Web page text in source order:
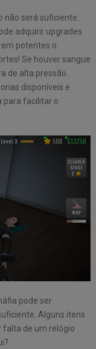
não será suficiente.
adquirir upgrades.
potentes o
Se houver sangue
de alta pressão.
disponíveis e
para facilitar o
pode ser
Alguns itens
falta de um relógio